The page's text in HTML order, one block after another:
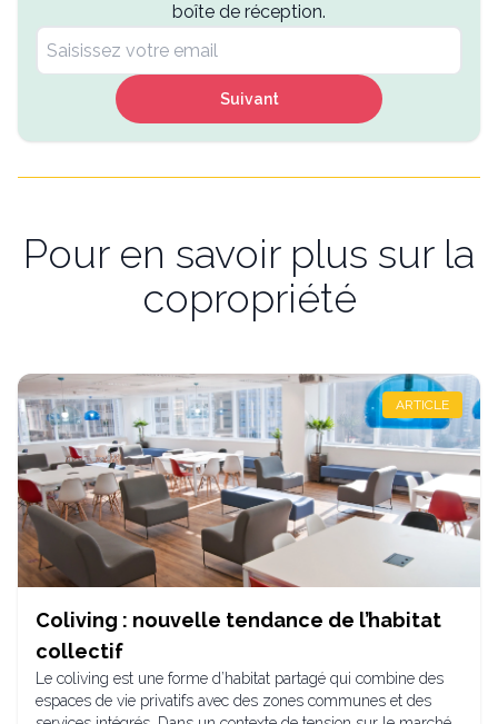
boîte de réception.
Suivant
Pour en savoir plus sur la
copropriété
ARTICLE
Coliving : nouvelle tendance de l’habitat
collectif
Le coliving est une forme d’habitat partagé qui combine des
espaces de vie privatifs avec des zones communes et des